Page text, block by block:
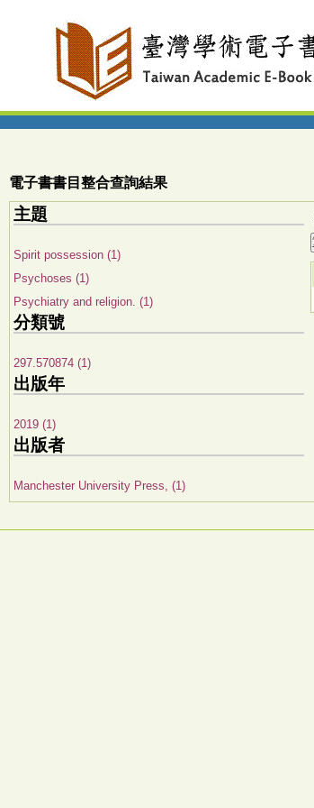
電子書書目整合查詢結果
主題
Spirit possession (1)
Psychoses (1)
Psychiatry and religion. (1)
分類號
297.570874 (1)
出版年
2019 (1)
出版者
Manchester University Press, (1)